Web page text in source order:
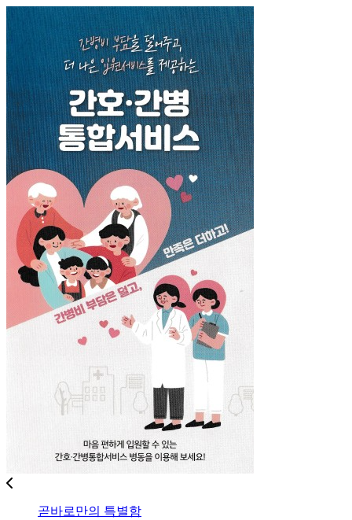
곧바로만의 특별함